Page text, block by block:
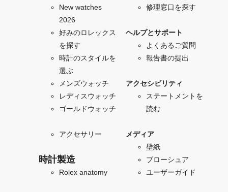
New watches
2026
好みのロレックス
を探す
時計のスタイルを
選ぶ
メンズウォッチ
レディスウォッチ
ゴールドウォッチ
アクセサリー
時計製造
Rolex anatomy
修理窓口を探す
ヘルプとサポート
よくあるご質問
報告書の提出
アクセシビリティ
ステートメントを
読む
メディア
壁紙
ブローシュア
ユーザーガイド